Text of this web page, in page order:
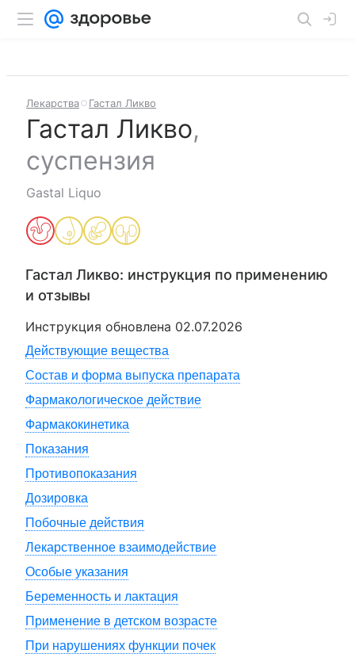
Лекарства Гастал Ликво
Гастал Ликво,
суспензия
Gastal Liquo
Гастал Ликво: инструкция по применению
и отзывы
Инструкция обновлена 02.07.2026
Действующие вещества
Состав и форма выпуска препарата
Фармакологическое действие
Фармакокинетика
Показания
Противопоказания
Дозировка
Побочные действия
Лекарственное взаимодействие
Особые указания
Беременность и лактация
Применение в детском возрасте
При нарушениях функции почек